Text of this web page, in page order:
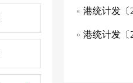
港统计发〔
港统计发〔